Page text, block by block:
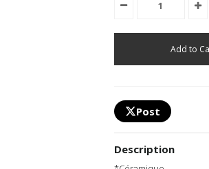
Post
Description